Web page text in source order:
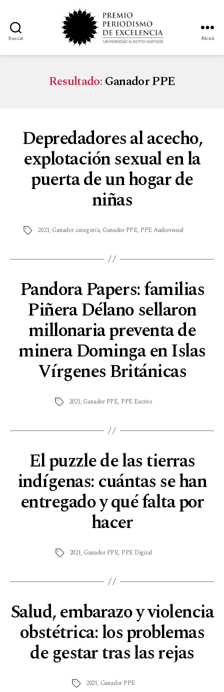
Buscar Menú
Resultado:Ganador PPE
Depredadores al acecho,
explotación sexual en la
puerta de un hogar de
niñas
2021, Ganador categoría, Ganador PPE, PPE Audiovisual
Pandora Papers: familias
Piñera Délano sellaron
millonaria preventa de
minera Dominga en Islas
Vírgenes Británicas
2021, Ganador PPE, PPE Escrito
El puzzle de las tierras
indígenas: cuántas se han
entregado y qué falta por
hacer
2021, Ganador PPE, PPE Digital
Salud, embarazo y violencia
obstétrica: los problemas
de gestar tras las rejas
2021, Ganador PPE